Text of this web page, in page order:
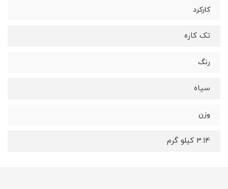
کارکرد
تک کاره
رنگ
سیاه
وزن
3.14 کیلو گرم